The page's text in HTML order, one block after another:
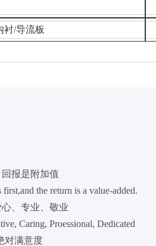
衬/导流板
报是附加值
the return is a value-added.
、专业、敬业
Caring, Proessional, Dedicated
对满意度